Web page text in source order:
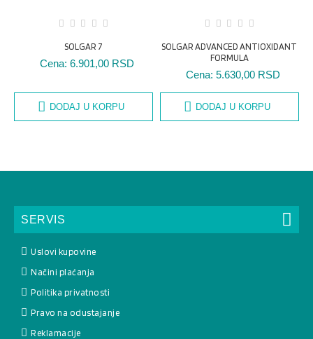
SOLGAR 7
Cena: 6.901,00 RSD
DODAJ U KORPU
SOLGAR ADVANCED ANTIOXIDANT
FORMULA
Cena: 5.630,00 RSD
DODAJ U KORPU
SERVIS
Uslovi kupovine
Načini plaćanja
Politika privatnosti
Pravo na odustajanje
Reklamacije